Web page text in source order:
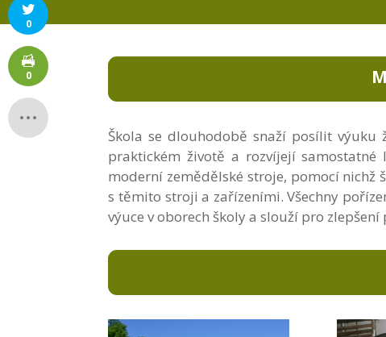
Škola se dlouhodobě snaží posílit
praktickém životě a rozvíjejí
moderní zemědělské stroje, pomocí nichž
s těmito stroji a zařízeními. Všechny
výuce v oborech školy a slouží pro
0
0